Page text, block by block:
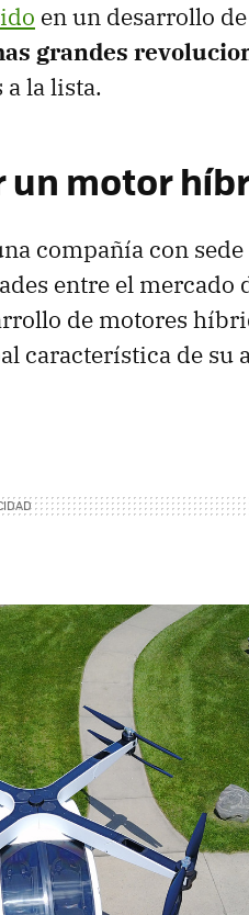
en un desarrollo
grandes
la lista.
un motor
compañía con sede
entre el mercado
de motores
característica de su